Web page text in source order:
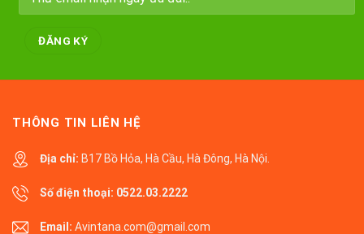
THÔNG TIN LIÊN HỆ
Địa chỉ: B17 Bồ Hỏa, Hà Cầu, Hà Đông, Hà Nội.
Số điện thoại: 0522.03.2222
Email: Avintana.com@gmail.com